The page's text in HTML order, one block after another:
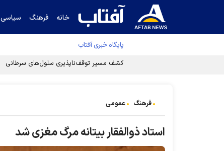
خانه فرهنگ سیاسی
پایگاه خبری آفتاب
کشف مسیر توقف‌ناپذیری سلول‌های سرطانی
فرهنگ عمومی
استاد ذوالفقار بیتانه مرگ مغزی شد